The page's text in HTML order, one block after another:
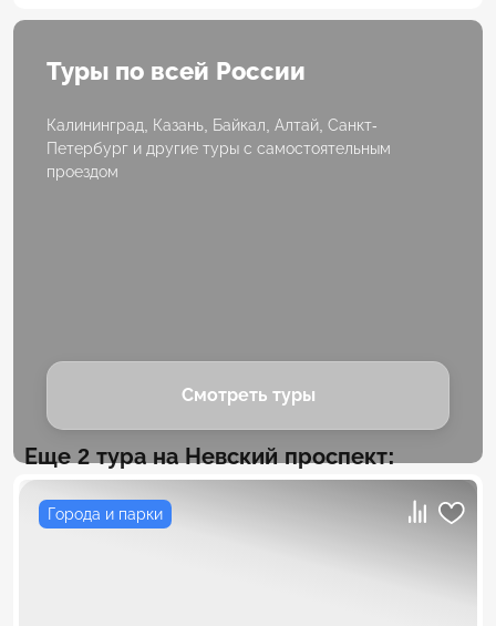
Туры по всей России
Калининград, Казань, Байкал, Алтай, Санкт-
Петербург и другие туры с самостоятельным
проездом
Смотреть туры
Еще 2 тура на Невский проспект:
Города и парки